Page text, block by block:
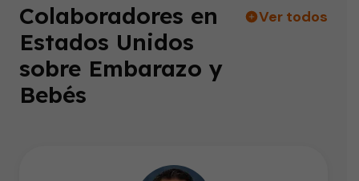
Colaboradores en
Estados Unidos
sobre Embarazo y
Bebés
Ver todos